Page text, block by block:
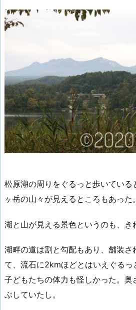
松原湖の周りをぐるっと歩いている
ヶ岳の山々が見えるところもあった。
湖と山が見える景色というのも、き
湖畔の道は割と勾配もあり、舗装さ
て、流石に2kmほどとはいえぐるっ
子どもたちの体力も怪しかった。奥
ぶしていたし。